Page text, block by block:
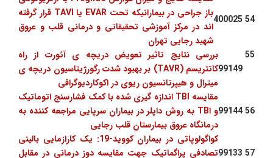
54
400025
باز جراحی در بیمارانیکه تحت EVAR یا TAVI قرار گرفته
اند در مرکز آموزشی تحقیقاتی و درمانی قلب و عروق
شهید رجایی تهران
99149
بررسی نتایج تاثیر تعویض دریچه ی آئورت از راه
کاتتریسم (TAVR) بر بهبود شدت رگورژیتاسیون دریچه ی
میترال و هیپرتانسیون ریوی در اکوکاردیوگرافی
56
99144
مقایسه TBI اندازه گیری شده با کمک فشارسنج اتوماتیک
و اTB به روش داپلر در بیماران سرپایی مراجعه کننده به
درمانگاه عروق بیمارستان قلب رجایی
57
99133
کواگولوپاتی در بیماران کووید-19: یک کارازمایی بالینی
تصادفی پراگماتیک جهت مقایسه دوز درمانی در مقابل